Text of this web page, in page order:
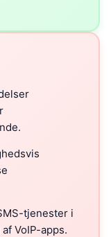
tjenester i
VoIP-apps.